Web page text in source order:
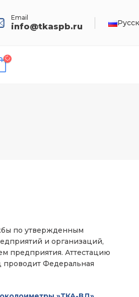
Email
info@tkaspb.ru
по утвержденным
и организаций,
предприятия. Аттестацию
проводит Федеральная